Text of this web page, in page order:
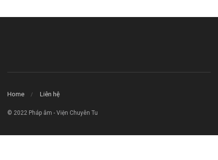
Home Liên hệ
© 2022 Pháp âm - Viện Chuyên Tu